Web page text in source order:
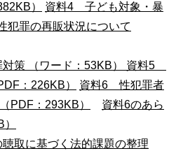
）
資料4 子ども対象・暴
犯罪の再販状況について
策 （ワード：53KB）
資料5
：226KB）
資料6 性犯罪者
PDF：293KB）
資料6のあら
取に基づく法的課題の整理